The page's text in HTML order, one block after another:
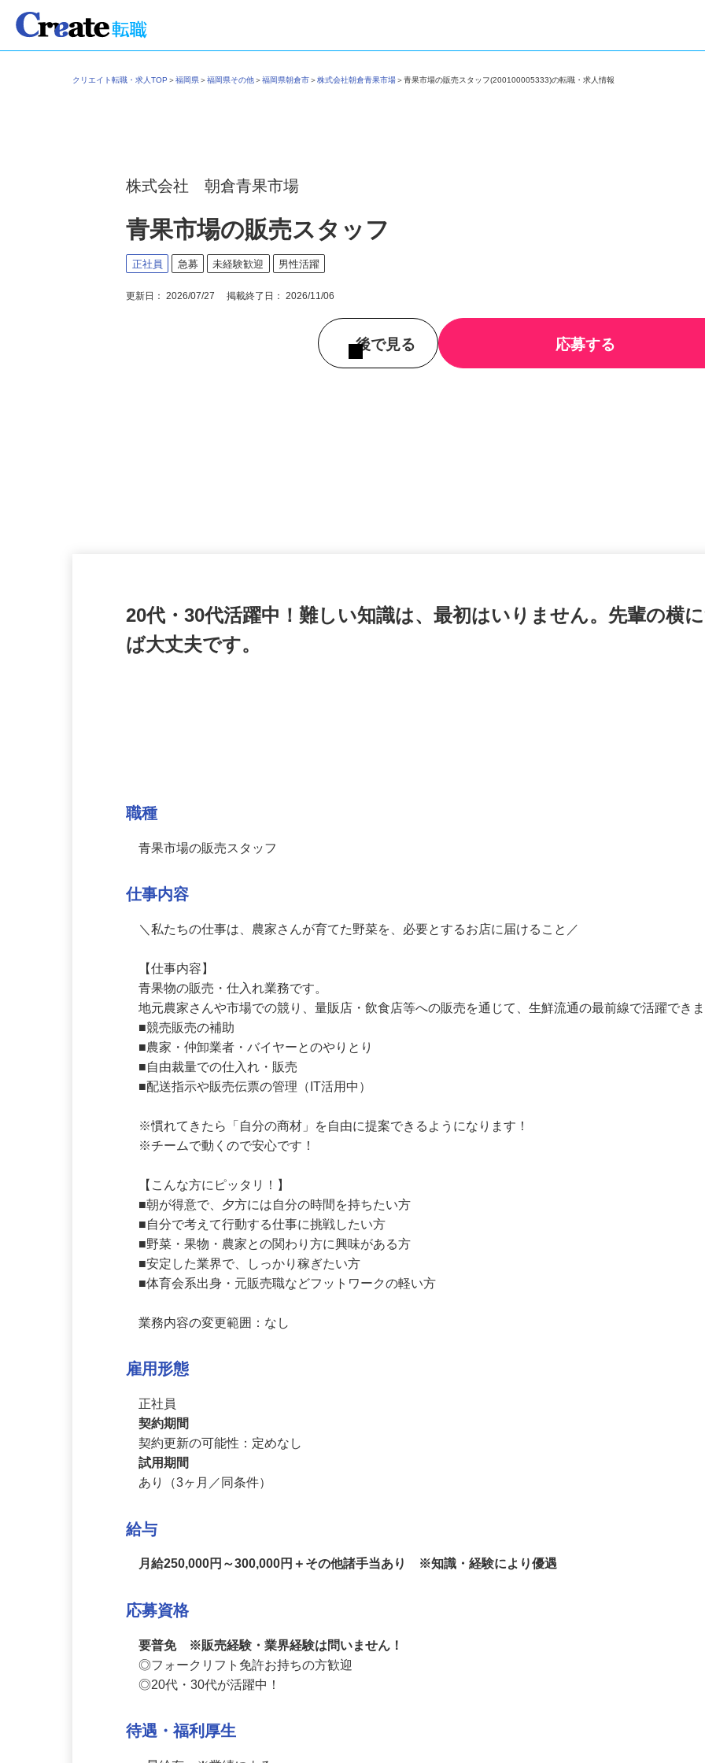
クリエイト転職・求人TOP＞福岡県＞福岡県その他＞福岡県朝倉市＞株式会社朝倉青果市場＞青果市場の販売スタッフ(200100005333)の転職・求人情報
株式会社 朝倉青果市場
青果市場の販売スタッフ
正社員 急募 未経験歓迎 男性活躍
更新日： 2026/07/27 掲載終了日： 2026/11/06
後で見る 応募する
20代・30代活躍中！難しい知識は、最初はいりません。先輩の
ば大丈夫です。
職種
【仕事内容】
青果物の販売・仕入れ業務です。
地元農家さんや市場での競り、量販店・飲食店等への販売を通じて、生鮮流通の最前線で活躍で
■競売販売の補助
■農家・仲卸業者・バイヤーとのやりとり
■自由裁量での仕入れ・販売
※慣れてきたら「自分の商材」を自由に提案できるようになります！
【こんな方にピッタリ！】
■朝が得意で、夕方には自分の時間を持ちたい方
■自分で考えて行動する仕事に挑戦したい方
■野菜・果物・農家との関わり方に興味がある方
■安定した業界で、しっかり稼ぎたい方
正社員
契約期間
契約更新の可能性：定めなし
試用期間
給与
応募資格
要普免 ※販売経験・業界経験は問いません！
◎フォークリフト免許お持ちの方歓迎
待遇・福利厚生